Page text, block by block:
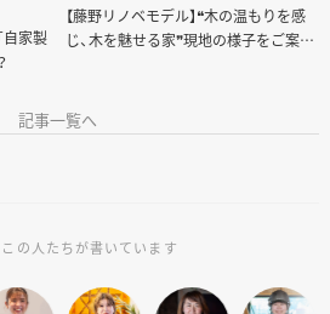
自家製
【藤野リノベモデル】❝木の温もりを感
じ、木を魅せる家❞現地の様子をご案内
記事一覧へ
この人たちが書いています